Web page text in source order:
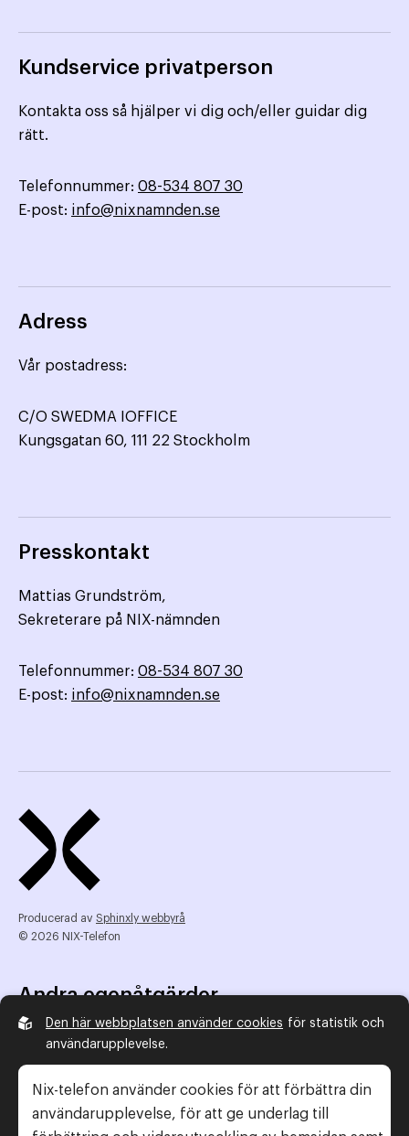
Kundservice privatperson
Kontakta oss så hjälper vi dig och/eller guidar dig
rätt.
Telefonnummer: 08-534 807 30
E-post: info@nixnamnden.se
Adress
Vår postadress:
C/O SWEDMA IOFFICE
Kungsgatan 60, 111 22 Stockholm
Presskontakt
Mattias Grundström,
Sekreterare på NIX-nämnden
Telefonnummer: 08-534 807 30
E-post: info@nixnamnden.se
Producerad av Sphinxly webbyrå
© 2026 NIX-Telefon
Andra egenåtgärder
NIX Telefon
NIX addresserat
Reklamombudsmannen
Konsumentverket
Den här webbplatsen använder cookies för statistik och
användarupplevelse.
Nix-telefon använder cookies för att förbättra din
användarupplevelse, för att ge underlag till